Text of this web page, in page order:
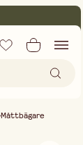
Måttbägare